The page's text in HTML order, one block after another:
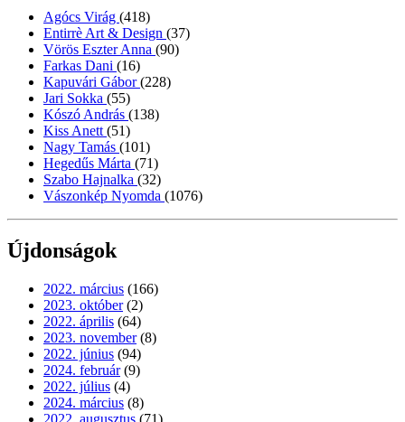
Agócs Virág (418)
Entirrè Art & Design (37)
Vörös Eszter Anna (90)
Farkas Dani (16)
Kapuvári Gábor(228)
Jari Sokka (55)
Kószó András (138)
Kiss Anett (51)
Nagy Tamás (101)
Hegedűs Márta (71)
Szabo Hajnalka (32)
Vászonkép Nyomda (1076)
Újdonságok
2022. március (166)
2023. október (2)
2022. április (64)
2023. november (8)
2022. június (94)
2024. február (9)
2022. július (4)
2024. március (8)